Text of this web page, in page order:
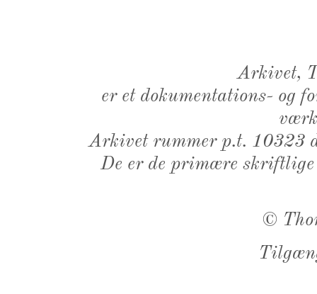
Arkivet,
er et dokumentations- og
Arkivet rummer p.t. 10323
De er de primære
©